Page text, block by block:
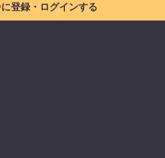
登録・ログインする